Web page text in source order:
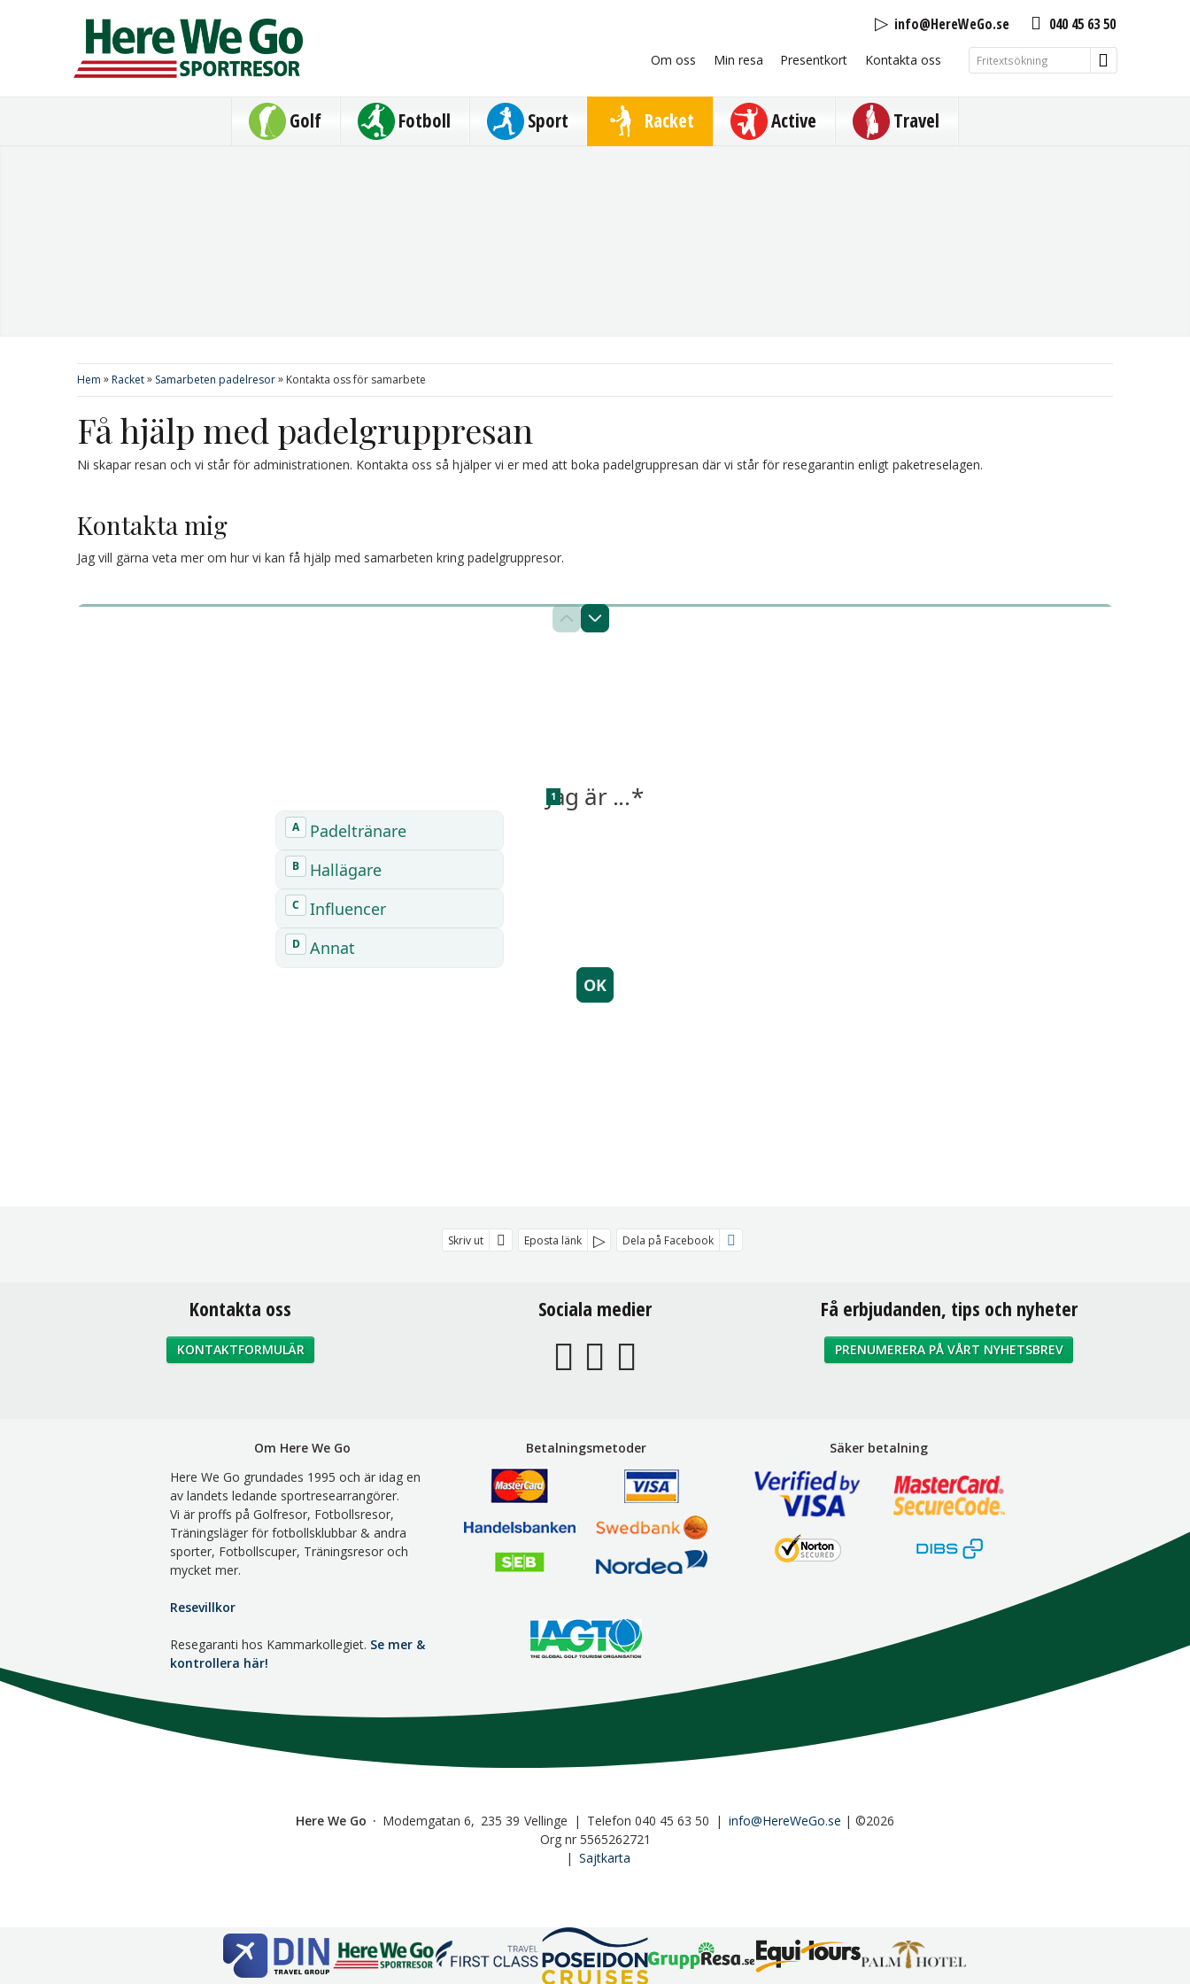
040 45 63 50
info@HereWeGo.se
Om oss Min resa Presentkort Kontakta oss
Golf Fotboll Sport Racket Active Travel
Hem »Racket» Samarbeten padelresor» Kontakta oss för samarbete
Få hjälp med padelgruppresan
Ni skapar resan och vi står för administrationen. Kontakta oss så hjälper vi er med att boka padelgruppresan där vi står för resegarantin enligt paketreselagen.
Kontakta mig
Jag vill gärna veta mer om hur vi kan få hjälp med samarbeten kring padelgruppresor.
Skriv ut Eposta länk Dela på Facebook
Kontakta oss
KONTAKTFORMULÄR
Sociala medier Få erbjudanden, tips och nyheter
PRENUMERERA PÅ VÅRT NYHETSBREV
Om Here We Go
Here We Go grundades 1995 och är idag en
av landets ledande sportresearrangörer.
Vi är proffs på Golfresor, Fotbollsresor,
Träningsläger för fotbollsklubbar & andra
sporter, Fotbollscuper, Träningsresor och
mycket mer.
Resevillkor
Resegaranti hos Kammarkollegiet. Se mer &
kontrollera här!
Betalningsmetoder Säker betalning
Here We Go Modemgatan 6 235 39 Vellinge Telefon 040 45 63 50 info@HereWeGo.se | ©2026
Org nr 5565262721
Sajtkarta